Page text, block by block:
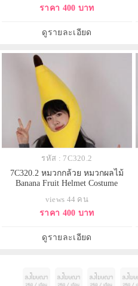
ราคา 400 บาท
ดูรายละเอียด
รหัส : 7C320.2
7C320.2 หมวกกล้วย หมวกผลไม้
Banana Fruit Helmet Costume
views 44 คน
ราคา 400 บาท
ดูรายละเอียด